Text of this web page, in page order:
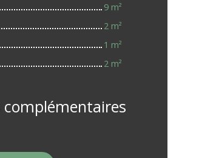
9 m²
2 m²
1 m²
2 m²
complémentaires